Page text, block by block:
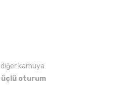
diğer kamuya
üçlü oturum